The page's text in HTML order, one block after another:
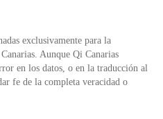
exclusivamente para la
Aunque Qi Canarias
en los datos, o en la traducción al
fe de la completa veracidad o